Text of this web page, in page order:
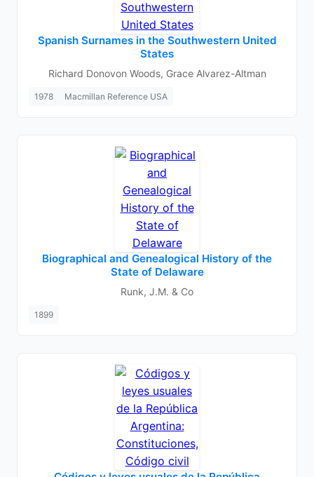
Spanish Surnames in the Southwestern United
States
Richard Donovon Woods, Grace Alvarez-Altman
1978 Macmillan Reference USA
Biographical and Genealogical History of the
State of Delaware
Runk, J.M. & Co
1899